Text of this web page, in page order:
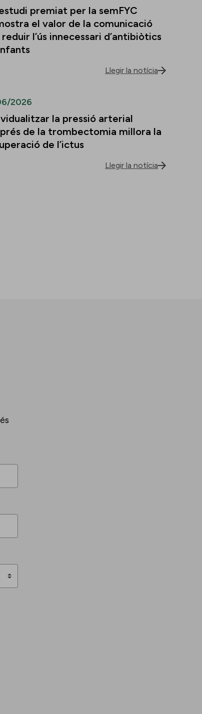
premiat per la semFYC
el valor de la comunicació
l’ús innecessari d’antibiòtics
Llegir la notícia
2026
la pressió arterial
de la trombectomia millora la
de l’ictus
Llegir la notícia